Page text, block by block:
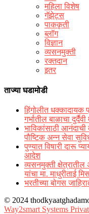
महिला विशेष
गॅझेट्स
पाककृती
ब्लॉग
विज्ञान
व्यसनमुक्ती
रक्‍तदान
इतर
ताज्या घडामोडी
हिंगोलीत धक्कादायक
गर्भातील बाळाचा दुर्दैवी
भाविकांसाठी आनंदाची
पौष्टिक अन्न सेवा
पुण्यात विषारी दारू
आदेश
व्यसनमुक्ती
यांचा मा. माधुरीताई
भरतीच्या बोगस
© 2024
Way2smart Systems